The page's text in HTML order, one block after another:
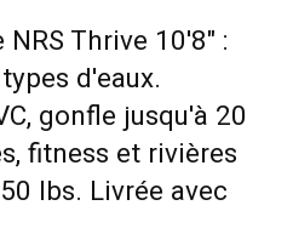
Thrive 10'8" :
d'eaux.
gonfle jusqu'à 20
fitness et rivières
lbs. Livrée avec